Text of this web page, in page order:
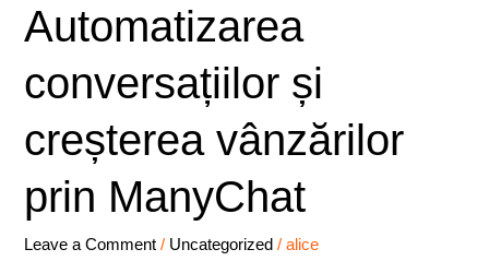
Automatizarea
conversațiilor și
creșterea vânzărilor
prin ManyChat
Leave a Comment / Uncategorized /alice
Automatizarea
conversațiilor
creșterea
prin
ManyChat